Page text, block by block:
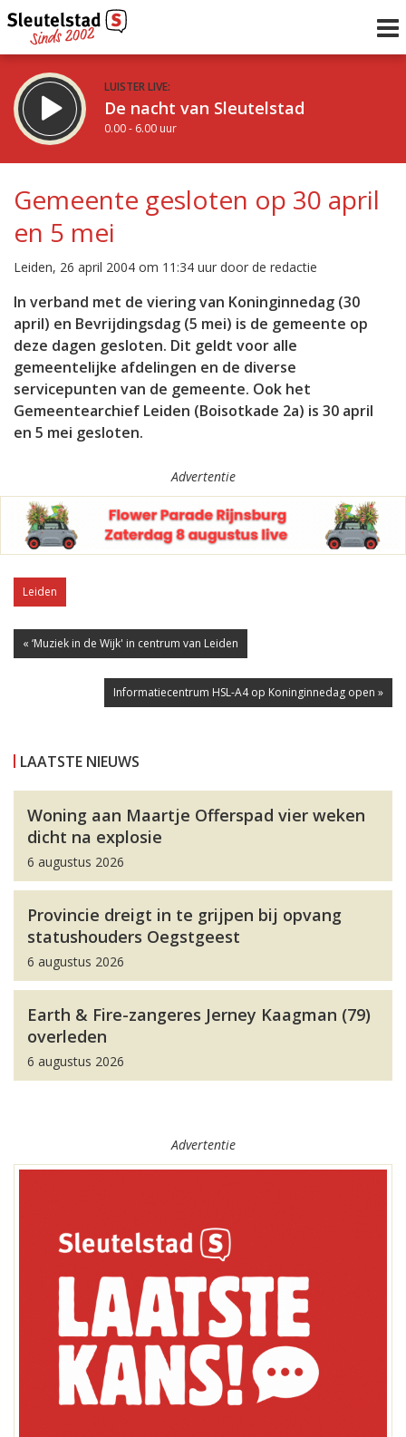
LUISTER LIVE:
De nacht van Sleutelstad
0.00 - 6.00 uur
De ochtend van Sleutelstad
6.00 - 12.00 uur
Vorig uur
Inklappen
Gemeente gesloten op 30 april
en 5 mei
Leiden, 26 april 2004 om 11:34 uur door de redactie
In verband met de viering van Koninginnedag (30
april) en Bevrijdingsdag (5 mei) is de gemeente op
deze dagen gesloten. Dit geldt voor alle
gemeentelijke afdelingen en de diverse
servicepunten van de gemeente. Ook het
Gemeentearchief Leiden (Boisotkade 2a) is 30 april
en 5 mei gesloten.
Advertentie
Leiden
« ‘Muziek in de Wijk' in centrum van Leiden
Informatiecentrum HSL-A4 op Koninginnedag open »
LAATSTE NIEUWS
Woning aan Maartje Offerspad vier weken
dicht na explosie
6 augustus 2026
Provincie dreigt in te grijpen bij opvang
statushouders Oegstgeest
6 augustus 2026
Earth & Fire-zangeres Jerney Kaagman (79)
overleden
6 augustus 2026
Advertentie